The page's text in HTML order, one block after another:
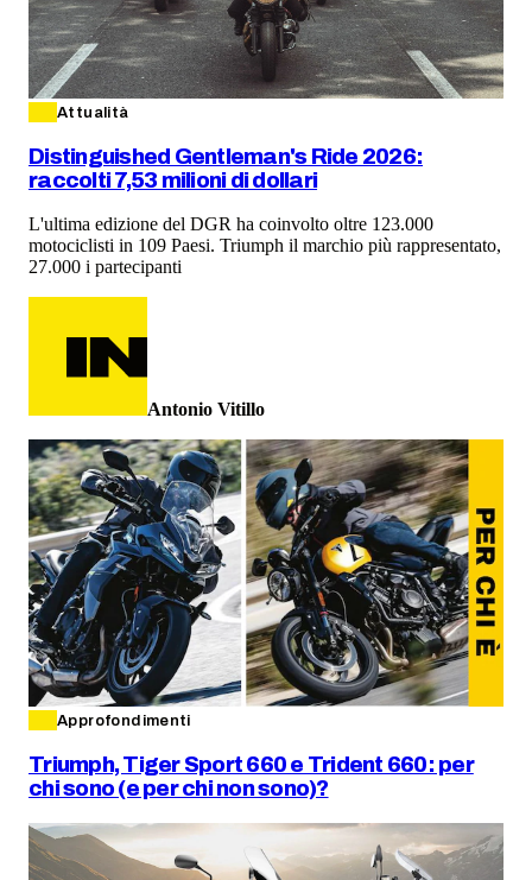
Attualità
Distinguished Gentleman's Ride 2026:
raccolti 7,53 milioni di dollari
L'ultima edizione del DGR ha coinvolto oltre 123.000
motociclisti in 109 Paesi. Triumph il marchio più rappresentato,
27.000 i partecipanti
Antonio Vitillo
Approfondimenti
Triumph, Tiger Sport 660 e Trident 660: per
chi sono (e per chi non sono)?